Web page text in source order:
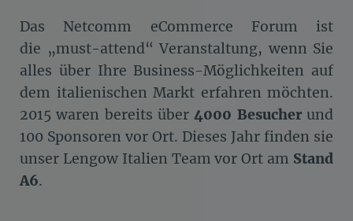
Das Netcomm eCommerce Forum ist
die „must-attend“ Veranstaltung, wenn Sie
alles über Ihre Business-Möglichkeiten auf
dem italienischen Markt erfahren möchten.
2015 waren bereits über 4000 Besucherund
100 Sponsoren vor Ort. Dieses Jahr finden sie
unser Lengow Italien Team vor Ort am Stand
A6.